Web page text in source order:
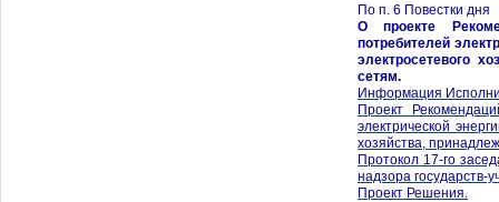
По п. 6 Повестки дня
О проекте
потребителей
электросетевого
сетям.
Информация
Проект
электрической
хозяйства,
Протокол 17-го
надзора государств-
Проект Решения.